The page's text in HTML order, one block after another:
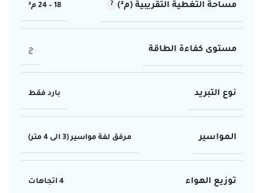
مساحة التغطية التقريبية (م²) 18 – 24 م²
مستوى كفاءة الطاقة ج
نوع التبريد بارد فقط
المواسير مرفق لفة مواسير (3 الى 4 متر)
توزيع الهواء 4 اتجاهات